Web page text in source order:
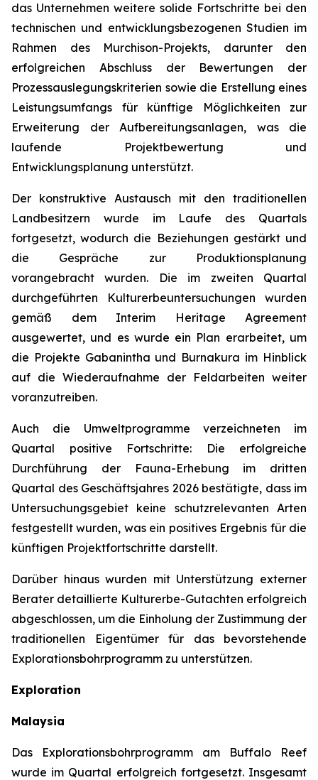
das Unternehmen weitere solide Fortschritte bei den
technischen und entwicklungsbezogenen Studien im
Rahmen des Murchison-Projekts, darunter den
erfolgreichen Abschluss der Bewertungen der
Prozessauslegungskriterien sowie die Erstellung eines
Leistungsumfangs für künftige Möglichkeiten zur
Erweiterung der Aufbereitungsanlagen, was die
laufende Projektbewertung und
Entwicklungsplanung unterstützt.
Der konstruktive Austausch mit den traditionellen
Landbesitzern wurde im Laufe des Quartals
fortgesetzt, wodurch die Beziehungen gestärkt und
die Gespräche zur Produktionsplanung
vorangebracht wurden. Die im zweiten Quartal
durchgeführten Kulturerbeuntersuchungen wurden
gemäß dem Interim Heritage Agreement
ausgewertet, und es wurde ein Plan erarbeitet, um
die Projekte Gabanintha und Burnakura im Hinblick
auf die Wiederaufnahme der Feldarbeiten weiter
voranzutreiben.
Auch die Umweltprogramme verzeichneten im
Quartal positive Fortschritte: Die erfolgreiche
Durchführung der Fauna-Erhebung im dritten
Quartal des Geschäftsjahres 2026 bestätigte, dass im
Untersuchungsgebiet keine schutzrelevanten Arten
festgestellt wurden, was ein positives Ergebnis für die
künftigen Projektfortschritte darstellt.
Darüber hinaus wurden mit Unterstützung externer
Berater detaillierte Kulturerbe-Gutachten erfolgreich
abgeschlossen, um die Einholung der Zustimmung der
traditionellen Eigentümer für das bevorstehende
Explorationsbohrprogramm zu unterstützen.
Exploration
Malaysia
Das Explorationsbohrprogramm am Buffalo Reef
wurde im Quartal erfolgreich fortgesetzt. Insgesamt